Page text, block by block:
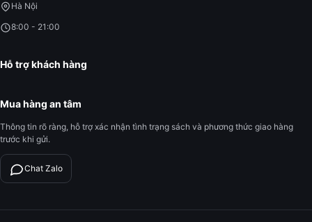
Hà Nội
8:00 - 21:00
Hỗ trợ khách hàng
Mua hàng an tâm
Thông tin rõ ràng, hỗ trợ xác nhận tình trạng sách và phương thức giao hàng
trước khi gửi.
Chat Zalo